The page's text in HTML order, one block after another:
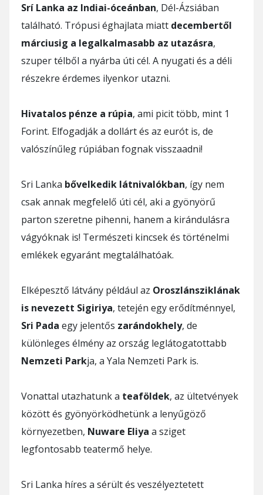
Srí Lanka az Indiai-óceánban, Dél-Ázsiában
található. Trópusi éghajlata miatt decembertől
márciusig a legalkalmasabb az utazásra,
szuper télből a nyárba úti cél. A nyugati és a déli
részekre érdemes ilyenkor utazni.
Hivatalos pénze a rúpia, ami picit több, mint 1
Forint. Elfogadják a dollárt és az eurót is, de
valószínűleg rúpiában fognak visszaadni!
Sri Lanka bővelkedik látnivalókban, így nem
csak annak megfelelő úti cél, aki a gyönyörű
parton szeretne pihenni, hanem a kirándulásra
vágyóknak is! Természeti kincsek és történelmi
emlékek egyaránt megtalálhatóak.
Elképesztő látvány például az Oroszlánsziklának
is nevezett Sigiriya, tetején egy erődítménnyel,
Sri Pada egy jelentős zarándokhely, de
különleges élmény az ország leglátogatottabb
Nemzeti Parkja, a Yala Nemzeti Park is.
Vonattal utazhatunk a teaföldek, az ültetvények
között és gyönyörködhetünk a lenyűgöző
környezetben, Nuware Eliya a sziget
legfontosabb teatermő helye.
Sri Lanka híres a sérült és veszélyeztetett